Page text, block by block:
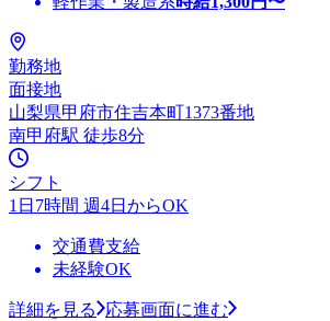
勤務地
面接地
山梨県甲府市住吉本町1373番地
南甲府駅 徒歩8分
シフト
1日7時間 週4日からOK
交通費支給
未経験OK
詳細を見る
応募画面に進む